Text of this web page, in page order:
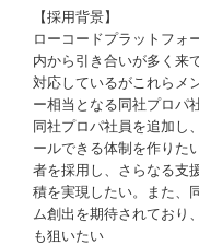
【採用背景】
ローコードプラットフォ
内から引き合いが多く来
対応しているがこれらメ
ー相当となる同社プロパ
同社プロパ社員を追加し
ールできる体制を作りた
者を採用し、さらなる支
積を実現したい。また、
ム創出を期待されており
も狙いたい